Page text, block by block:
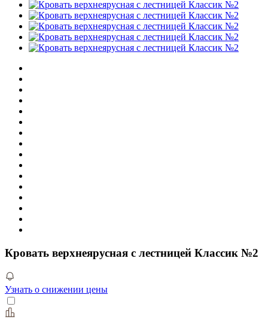
Кровать верхнеярусная с лестницей Классик №2
Узнать о снижении цены